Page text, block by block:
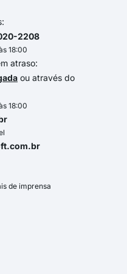
2208
18:00
atraso:
ou através do
18:00
de imprensa